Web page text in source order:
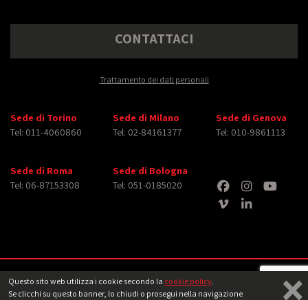
Questo sito web utilizza i cookie secondo la cookie policy.
Se clicchi su questo banner, lo chiudi o prosegui nella navigazione
CONTATTACI
Trattamento dei dati personali
Sede di Torino
Tel: 011-4060860
Sede di Milano
Tel: 02-84161377
Sede di Genova
Tel: 010-9861113
Sede di Roma
Tel: 06-87153308
Sede di Bologna
Tel: 051-0185020
Copyright © 2026 iMasterArt S.r.l. ‐ All rights reserved. Tutti i diritti relativi ad
immagini e video pubblicati sono dei rispettiviaventi diritto Note legali